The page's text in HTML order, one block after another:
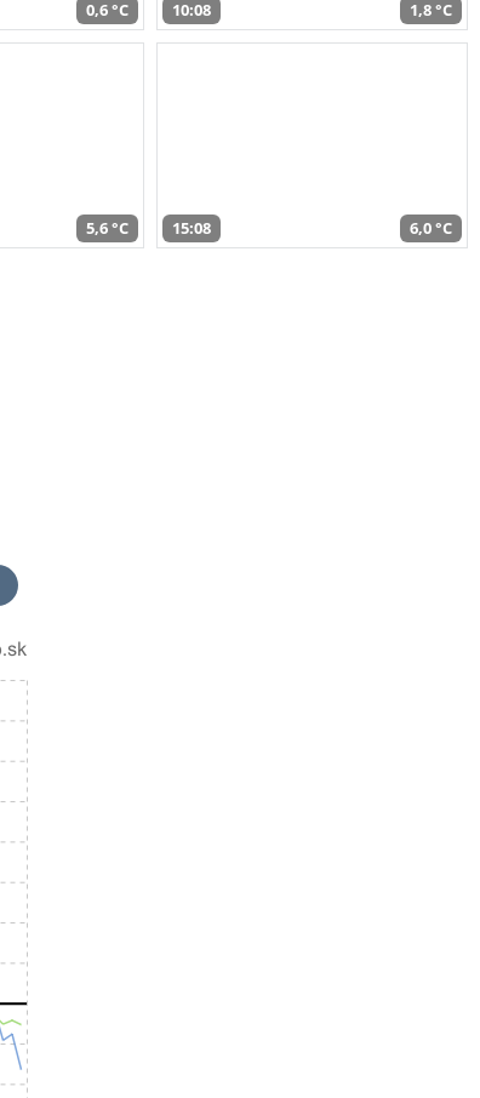
0,6 °C 10:08 1,8 °C
5,6 °C 15:08 6,0 °C